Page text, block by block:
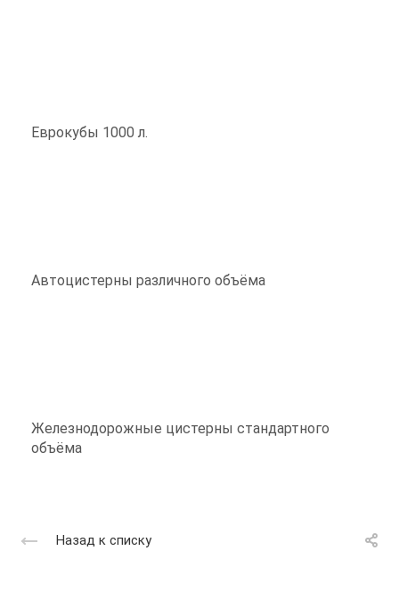
Еврокубы 1000 л.
Автоцистерны различного объёма
Железнодорожные цистерны стандартного
объёма
Назад к списку